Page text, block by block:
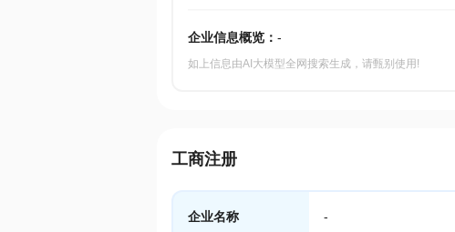
企业信息概览： -
如上信息由AI大模型全网搜索生成，请甄别使用!
工商注册
企业名称 -